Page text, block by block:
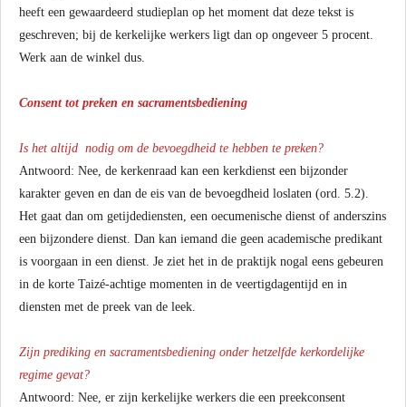
heeft een gewaardeerd studieplan op het moment dat deze tekst is
geschreven; bij de kerkelijke werkers ligt dan op ongeveer 5 procent.
Werk aan de winkel dus.
Consent tot preken en sacramentsbediening
Is het altijd nodig om de bevoegdheid te hebben te preken?
Antwoord: Nee, de kerkenraad kan een kerkdienst een bijzonder
karakter geven en dan de eis van de bevoegdheid loslaten (ord. 5.2).
Het gaat dan om getijdediensten, een oecumenische dienst of anderszins
een bijzondere dienst. Dan kan iemand die geen academische predikant
is voorgaan in een dienst. Je ziet het in de praktijk nogal eens gebeuren
in de korte Taizé-achtige momenten in de veertigdagentijd en in
diensten met de preek van de leek.
Zijn prediking en sacramentsbediening onder hetzelfde kerkordelijke
regime gevat?
Antwoord: Nee, er zijn kerkelijke werkers die een preekconsent